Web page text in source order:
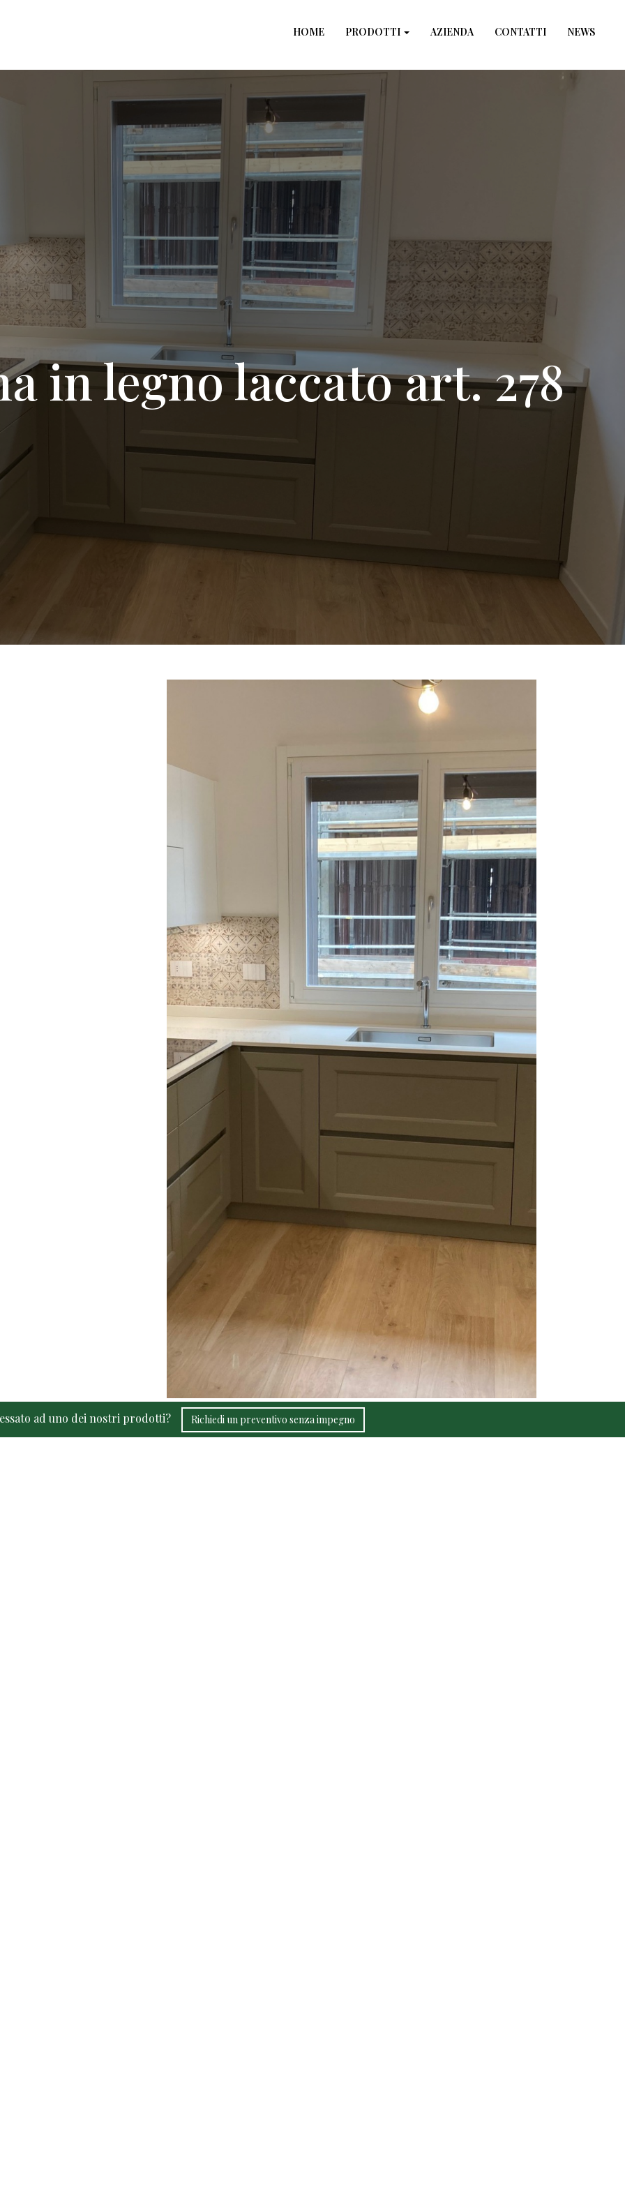
HOME PRODOTTI AZIENDA CONTATTI NEWS
×
Home
Prodotti
Azienda
Contatti
News
in legno laccato art. 278
ad uno dei nostri prodotti? Richiedi un preventivo senza impegno